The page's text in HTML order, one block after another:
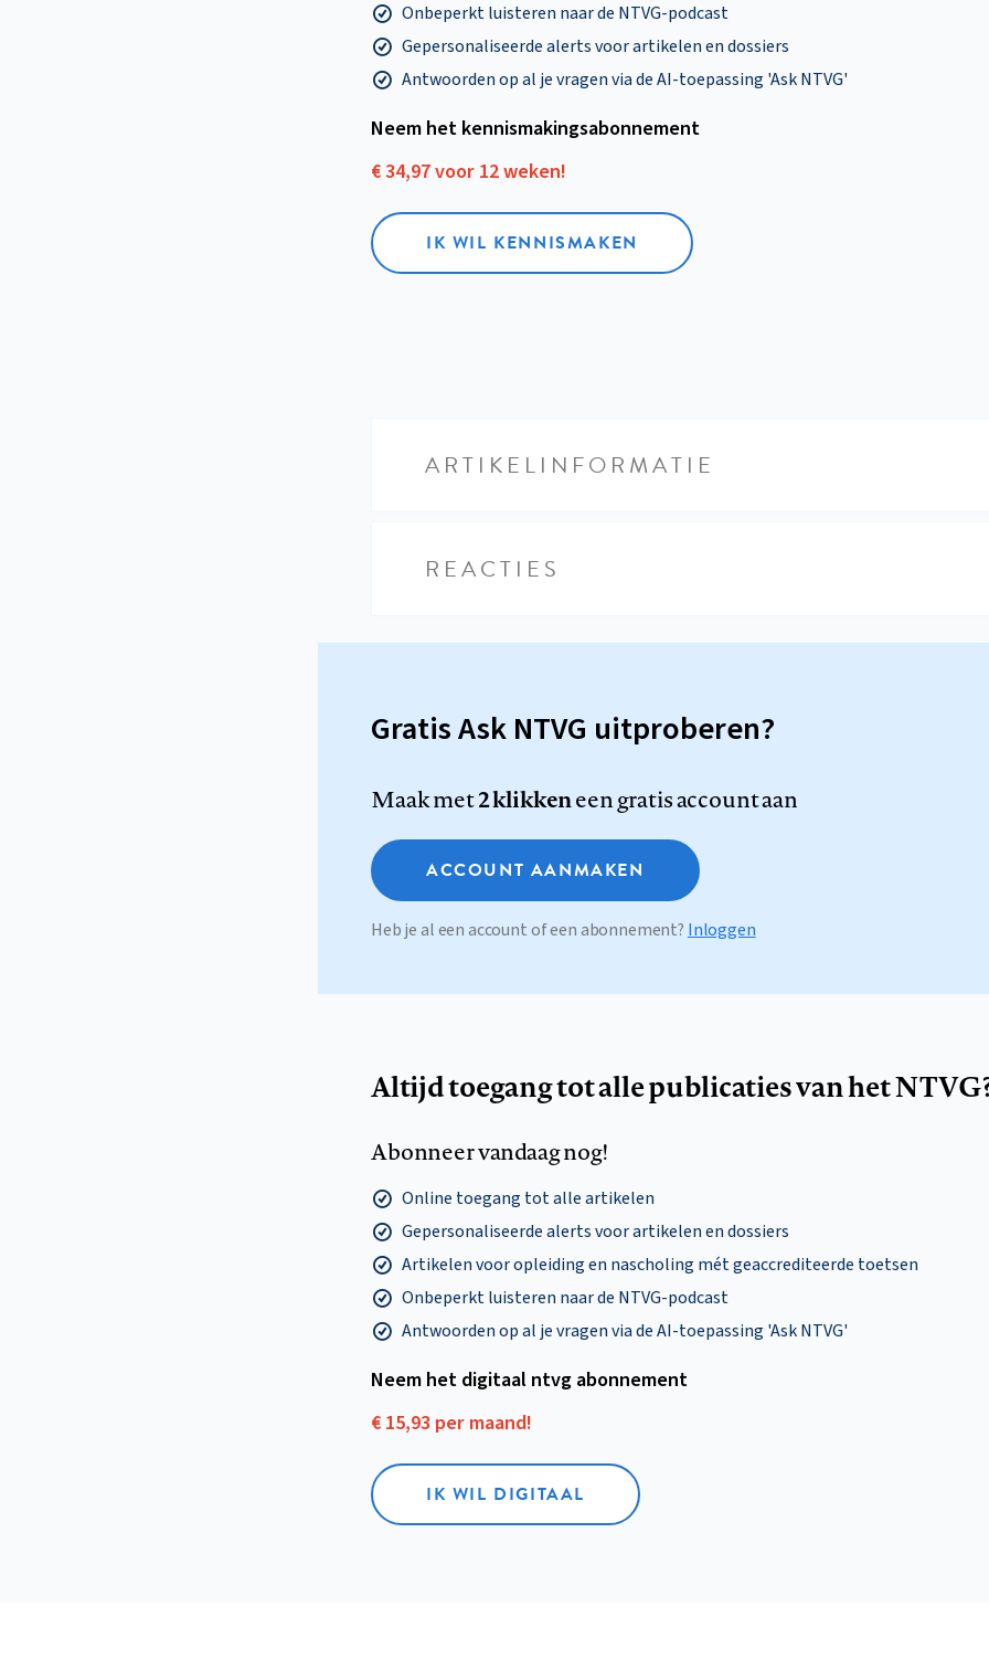
Onbeperkt luisteren naar de NTVG-podcast
Gepersonaliseerde alerts voor artikelen en dossiers
Antwoorden op al je vragen via de AI-toepassing 'Ask NTVG'
Neem het kennismakings­abonnement
€ 34,97 voor 12 weken!
IK WIL KENNISMAKEN
ARTIKELINFORMATIE
REACTIES
Gratis Ask NTVG uitproberen?
Maak met2 klikkeneen gratis account aan
ACCOUNT AANMAKEN
Heb je al een account of een abonnement? Inloggen
Altijd toegang tot alle publicaties van het
Abonneer vandaag nog!
Online toegang tot alle artikelen
Gepersonaliseerde alerts voor artikelen en dossiers
Artikelen voor opleiding en nascholing mét geaccrediteerde toetsen
Onbeperkt luisteren naar de NTVG-podcast
Antwoorden op al je vragen via de AI-toepassing 'Ask NTVG'
Neem het digitaal ntvg abonnement
€ 15,93 per maand!
IK WIL DIGITAAL